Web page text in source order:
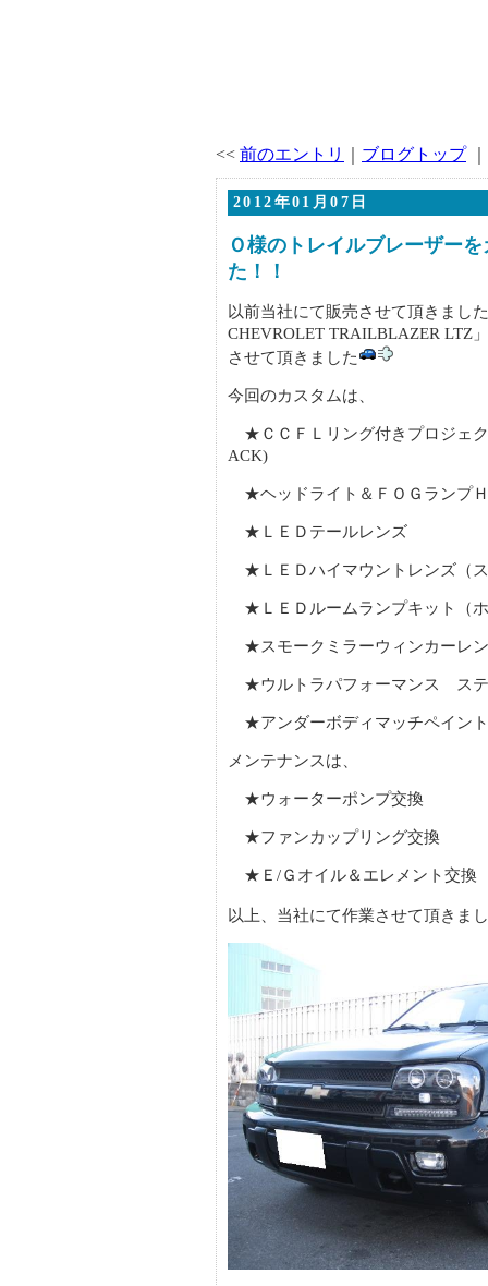
<< 前のエントリ ブログトップ｜
2012年01月07日
Ｏ様のトレイルブレーザー
た！！
以前当社にて販売させて頂きまし
CHEVROLET TRAILBLAZER LTZ
させて頂きました
今回のカスタムは、
★ＣＣＦＬリング付きプロジェ
ACK)
★ヘッドライト＆ＦＯＧランプ
★ＬＥＤテールレンズ
★ＬＥＤハイマウントレンズ（
★ＬＥＤルームランプキット（
★スモークミラーウィンカーレ
★ウルトラパフォーマンス ステ
★アンダーボディマッチペイント
メンテナンスは、
★ウォーターポンプ交換
★ファンカップリング交換
★Ｅ/Ｇオイル＆エレメント交換
以上、当社にて作業させて頂きま